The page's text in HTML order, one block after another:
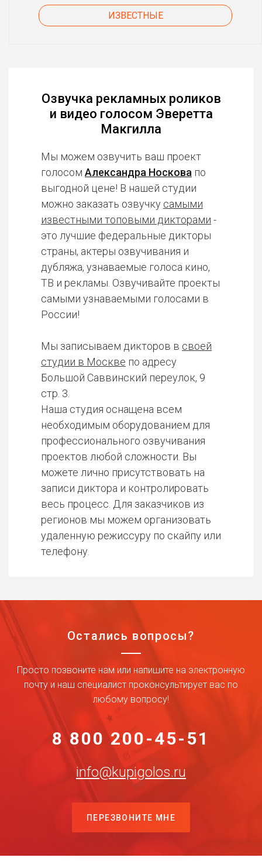
ИЗВЕСТНЫЕ
Озвучка рекламных роликов
и видео голосом Эверетта
Макгилла
Мы можем озвучить ваш проект
голосом Александра Носкова по
выгодной цене! В нашей студии
можно заказать озвучку самыми
известными топовыми дикторами -
это лучшие федеральные дикторы
страны, актеры озвучивания и
дубляжа, узнаваемые голоса кино,
ТВ и рекламы. Озвучивайте проекты
самыми узнаваемыми голосами в
России!
Мы записываем дикторов в своей
студии в Москве по адресу
Большой Саввинский переулок, 9
стр. 3.
Наша студия оснащена всем
необходимым оборудованием для
профессионального озвучивания
проектов любой сложности. Вы
можете лично присутствовать на
записи диктора и контролировать
весь процесс. Для заказчиков из
регионов мы можем организовать
удаленную режиссуру по скайпу или
телефону.
Остались вопросы?
Просто позвоните нам или напишите на электронную
почту и наш специалист проконсультирует вас по
любому вопросу!
8 800 200-45-51
info@kupigolos.ru
ПЕРЕЗВОНИТЕ МНЕ